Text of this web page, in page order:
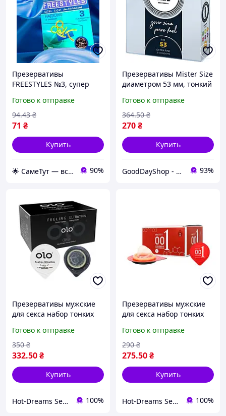
Презервативы
FREESTYLES №3, супер
максимального комфорта
Готово к отправке
71 ₴
94.43 ₴
Купить
🌟 СамеТут — всё, что нужно, в одном месте 🌟 90%
Презервативы Mister Size
диаметром 53 мм, тонкий
максимального комфорта
и защиты
Готово к отправке
270₴
364.50 ₴
Купить
GoodDayShop - Онлайн магазин различных товаров 93%
Презервативы мужские
для секса набор тонких
презервативы
ультратонкие,
презервативы латексные
Готово к отправке
332.50₴
350 ₴
Купить
Hot-Dreams Sex-shop 100%
Презервативы мужские
для секса набор тонких
презервативы
ультратонкие,
презервативы латексные
Готово к отправке
275.50₴
290 ₴
Купить
Hot-Dreams Sex-shop 100%